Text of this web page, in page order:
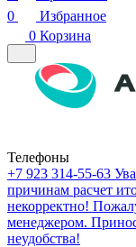
0
Избранное
0 Корзина
Телефоны
+7 923 314-55-63
причинам расчет
некорректно!
менеджером.
неудобства!